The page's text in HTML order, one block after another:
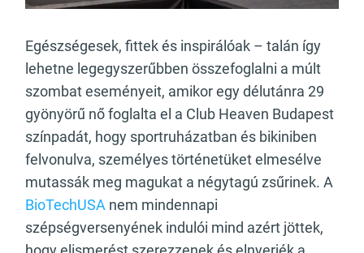
Egészségesek, fittek és inspirálóak – talán így
lehetne legegyszerűbben összefoglalni a múlt
szombat eseményeit, amikor egy délutánra 29
gyönyörű nő foglalta el a Club Heaven Budapest
színpadát, hogy sportruházatban és bikiniben
felvonulva, személyes történetüket elmesélve
mutassák meg magukat a négytagú zsűrinek. A
BioTechUSA nem mindennapi
szépségversenyének indulói mind azért jöttek,